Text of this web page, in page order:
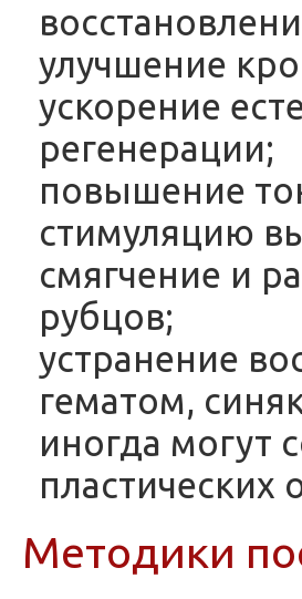
улучшение
ускорение
регенерации;
повышение
стимуляцию
смягчение и
рубцов;
устранение
гематом,
иногда могут
пластических
Методики